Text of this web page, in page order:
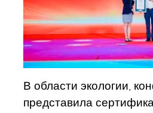
В области экологии,
представила